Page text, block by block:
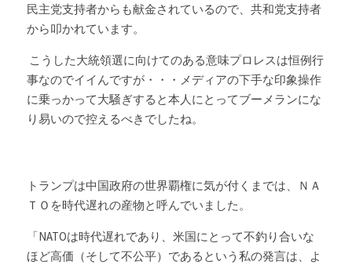
民主党支持者からも献金されているので、共和党支持者
から叩かれています。
事なのでイイんですが・・・メディアの下手な印象操作
に乗っかって大騒ぎすると本人にとってブーメランにな
り易いので控えるべきでしたね。
トランプは中国政府の世界覇権に気が付くまでは、ＮＡ
ＴＯを時代遅れの産物と呼んでいました。
「NATOは時代遅れであり、米国にとって不釣り合いな
ほど高価（そして不公平）であるという私の発言は、よ